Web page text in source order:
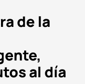
de la
al día